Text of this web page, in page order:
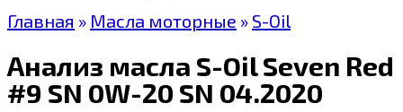
Главная » Масла моторные » S-Oil
Анализ масла S-Oil Seven Red
#9 SN 0W-20 SN 04.2020